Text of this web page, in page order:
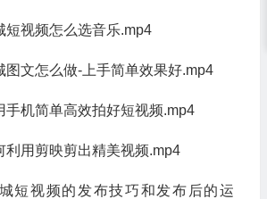
短视频怎么选音乐.mp4
图文怎么做-上手简单效果好.mp4
手机简单高效拍好短视频.mp4
利用剪映剪出精美视频.mp4
短视频的发布技巧和发布后的运